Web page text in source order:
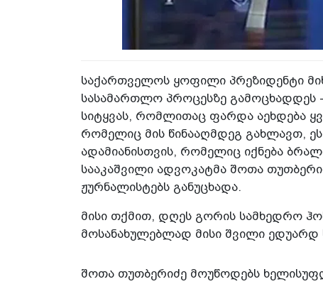
საქართველოს ყოფილი პრეზიდენტი
სასამართლო პროცესზე გამოცხადდეს
სიტყვას, რომლითაც ფარდა აეხდება
რომელიც მის წინააღმდეგ გახლავთ, ეს
ადამიანისთვის, რომელიც იქნება
სააკაშვილი ადვოკატმა შოთა
ჟურნალისტებს განუცხადა.
მისი თქმით, დღეს გორის სამხედრო
მოსანახულებლად მისი შვილი ედუარდ
შოთა თუთბერიძე მოუწოდებს